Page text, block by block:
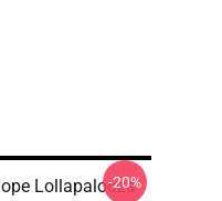
Lollapalooza
-20%